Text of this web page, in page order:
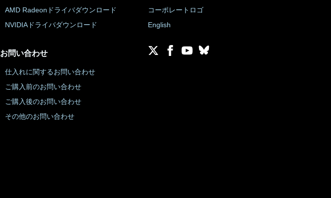
AMD Radeonドライバダウンロード
NVIDIAドライバダウンロード
お問い合わせ
仕入れに関するお問い合わせ
ご購入前のお問い合わせ
ご購入後のお問い合わせ
その他のお問い合わせ
コーポレートロゴ
English